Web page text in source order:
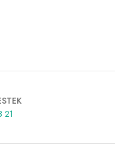
21